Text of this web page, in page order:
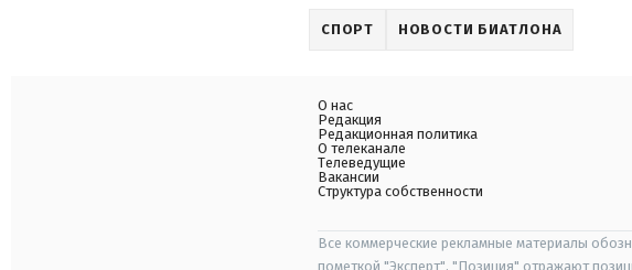
СПОРТ НОВОСТИ БИАТЛОНА
О нас
Редакция
Редакционная политика
О телеканале
Телеведущие
Вакансии
Структура собственности
Все коммерческие рекламные материалы
пометкой "Эксперт", "Позиция" отражают